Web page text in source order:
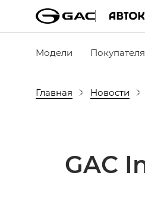
Модели
Главная Новости
GAC